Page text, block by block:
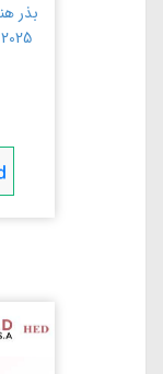
بذر
2025 محصول شرکت روزن سیدز هلند